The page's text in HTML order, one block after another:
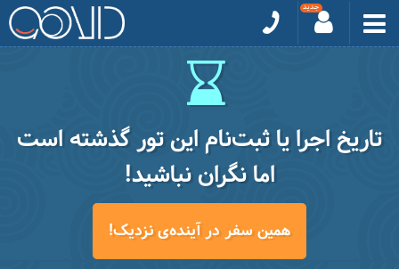
تاریخ اجرا یا ثبت‌نام این تور گذشته است
اما نگران نباشید!
همین سفر در آینده‌ی نزدیک!